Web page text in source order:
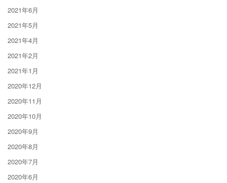
2021年6月
2021年5月
2021年4月
2021年2月
2021年1月
2020年12月
2020年11月
2020年10月
2020年9月
2020年8月
2020年7月
2020年6月